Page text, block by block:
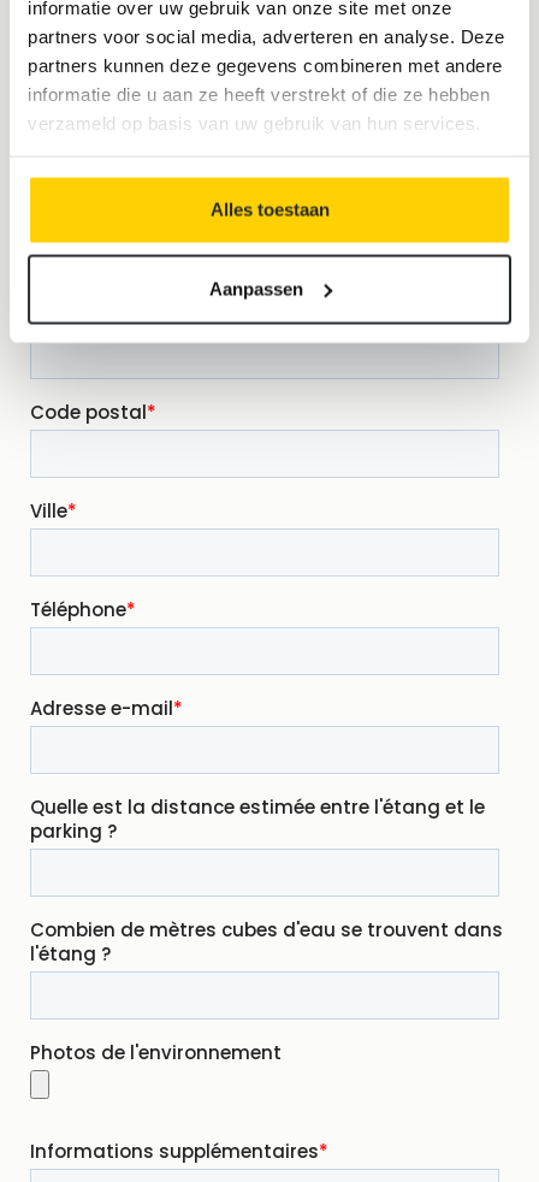
informatie over uw gebruik van onze site met onze
partners voor social media, adverteren en analyse. Deze
partners kunnen deze gegevens combineren met andere
informatie die u aan ze heeft verstrekt of die ze hebben
verzameld op basis van uw gebruik van hun services.
Alles toestaan
Aanpassen